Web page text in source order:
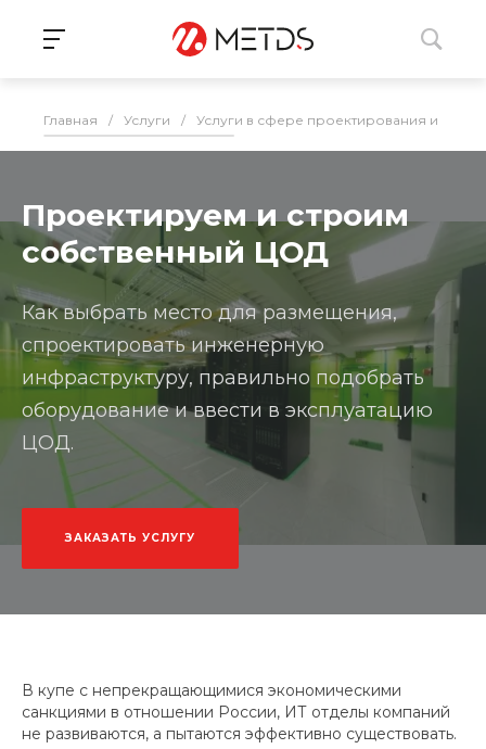
Главная / Услуги / Услуги в сфере проектирования и
Проектируем и строим
собственный ЦОД
Как выбрать место для размещения,
спроектировать инженерную
инфраструктуру, правильно подобрать
оборудование и ввести в эксплуатацию
ЦОД.
ЗАКАЗАТЬ УСЛУГУ
В купе с непрекращающимися экономическими
санкциями в отношении России, ИТ отделы компаний
не развиваются, а пытаются эффективно существовать.